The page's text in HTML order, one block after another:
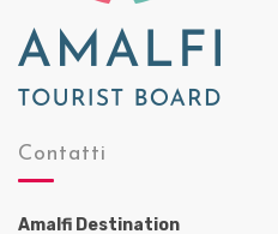
Contatti
Amalfi Destination